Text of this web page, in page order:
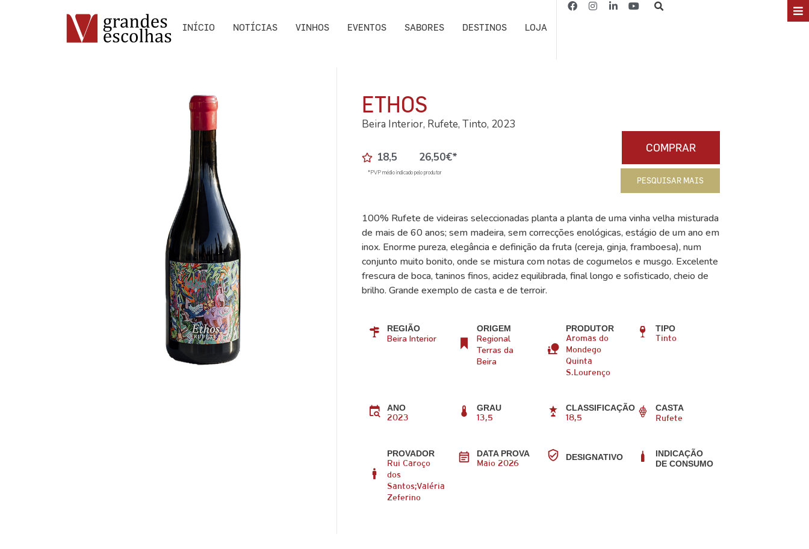
INÍCIO NOTÍCIAS VINHOS EVENTOS SABORES DESTINOS LOJA
ETHOS
Beira Interior, Rufete, Tinto, 2023
18,5 26,50€*
*PVP médio indicado pelo produtor
COMPRAR
PESQUISAR MAIS
100% Rufete de videiras seleccionadas planta a planta de uma vinha velha misturada
de mais de 60 anos; sem madeira, sem correcções enológicas, estágio de um ano em
inox. Enorme pureza, elegância e definição da fruta (cereja, ginja, framboesa), num
conjunto muito bonito, onde se mistura com notas de cogumelos e musgo. Excelente
frescura de boca, taninos finos, acidez equilibrada, final longo e sofisticado, cheio de
brilho. Grande exemplo de casta e de terroir.
REGIÃO
Beira Interior
ORIGEM
Regional
Terras da
Beira
PRODUTOR
Aromas do
Mondego
Quinta
S.Lourenço
TIPO
Tinto
ANO
2023
GRAU
13,5
CLASSIFICAÇÃO
18,5
CASTA
Rufete
PROVADOR
Rui Caroço
dos
Santos;Valéria
Zeferino
DATA PROVA
Maio 2026
DESIGNATIVO
INDICAÇÃO
DE CONSUMO